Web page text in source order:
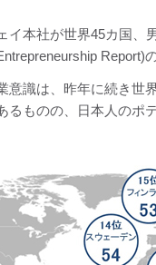
イ本社が世界45カ国
Report)
意識は、昨年に続き
るものの、日本人のポ